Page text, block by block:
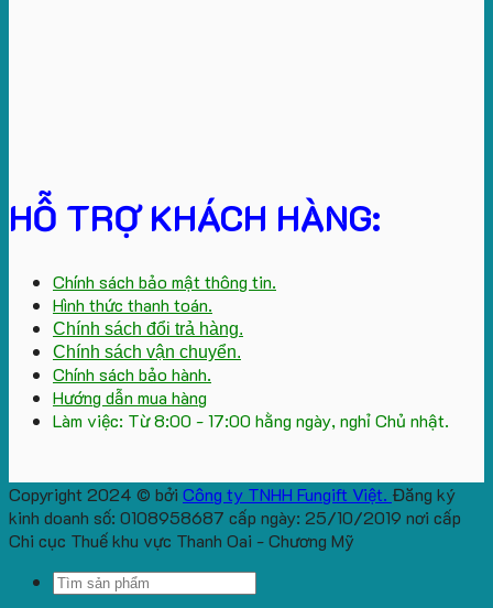
HỖ TRỢ KHÁCH HÀNG:
Chính sách bảo mật thông tin.
Hình thức thanh toán.
Chính sách đổi trả hàng.
Chính sách vận chuyển.
Chính sách bảo hành.
Hướng dẫn mua hàng
Làm việc: Từ 8:00 - 17:00 hằng ngày, nghỉ Chủ nhật.
Copyright 2024 © bởi Công ty TNHH Fungift Việt. Đăng ký
kinh doanh số: 0108958687 cấp ngày: 25/10/2019 nơi cấp
Chi cục Thuế khu vực Thanh Oai - Chương Mỹ
Search